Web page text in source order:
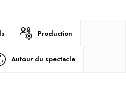
Production
Autour du spectacle